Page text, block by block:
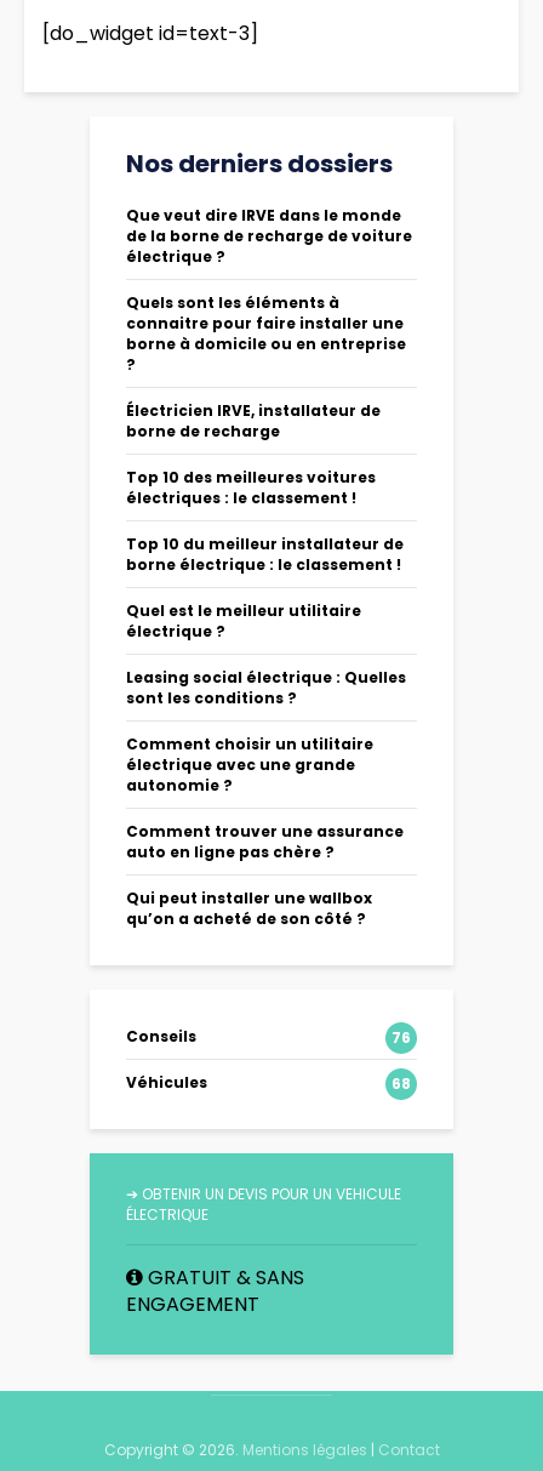
[do_widget id=text-3]
Nos derniers dossiers
Que veut dire IRVE dans le monde
de la borne de recharge de voiture
électrique ?
Quels sont les éléments à
connaitre pour faire installer une
borne à domicile ou en entreprise
?
Électricien IRVE, installateur de
borne de recharge
Top 10 des meilleures voitures
électriques : le classement !
Top 10 du meilleur installateur de
borne électrique : le classement !
Quel est le meilleur utilitaire
électrique ?
Leasing social électrique : Quelles
sont les conditions ?
Comment choisir un utilitaire
électrique avec une grande
autonomie ?
Comment trouver une assurance
auto en ligne pas chère ?
Qui peut installer une wallbox
qu’on a acheté de son côté ?
Conseils 76
Véhicules 68
➔ OBTENIR UN DEVIS POUR UN VEHICULE
ÉLECTRIQUE
GRATUIT & SANS
ENGAGEMENT
Copyright © 2026. Mentions légales | Contact